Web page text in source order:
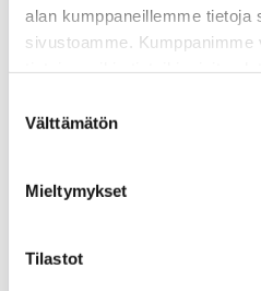
alan kumppaneillemme tietoja
sivustoamme. Kumppanimme
valinta
Välttämätön
Mieltymykset
Tilastot
Suomen
30.05.2022